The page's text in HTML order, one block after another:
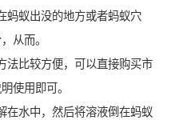
蚂蚁出没的地方或者蚂蚁穴
从而。
法比较方便，可以直接购买市
使用即可。
在水中，然后将溶液倒在蚂蚁